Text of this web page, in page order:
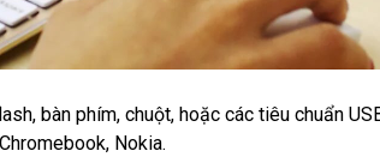
bàn phím, chuột, hoặc các tiêu chuẩn
Nokia.